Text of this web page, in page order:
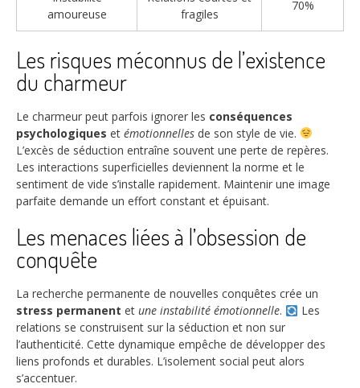
amoureuse
fragiles
70%
Les risques méconnus de l’existence
du charmeur
Le charmeur peut parfois ignorer les conséquences
psychologiques et émotionnelles de son style de vie.
L’excès de séduction entraîne souvent une perte de repères.
Les interactions superficielles deviennent la norme et le
sentiment de vide s’installe rapidement. Maintenir une image
parfaite demande un effort constant et épuisant.
Les menaces liées à l’obsession de
conquête
La recherche permanente de nouvelles conquêtes crée un
stress permanent et une instabilité émotionnelle.
Les
relations se construisent sur la séduction et non sur
l’authenticité. Cette dynamique empêche de développer des
liens profonds et durables. L’isolement social peut alors
s’accentuer.